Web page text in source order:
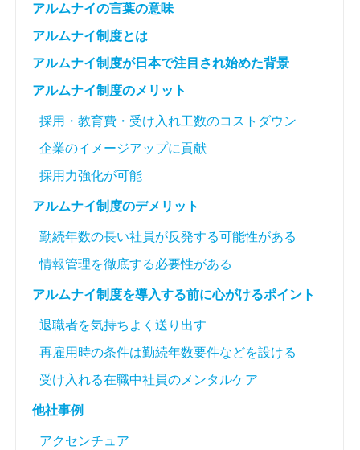
アルムナイの言葉の意味
アルムナイ制度とは
アルムナイ制度が日本で注目され始めた背景
アルムナイ制度のメリット
採用・教育費・受け入れ工数のコストダウン
企業のイメージアップに貢献
採用力強化が可能
アルムナイ制度のデメリット
勤続年数の長い社員が反発する可能性がある
情報管理を徹底する必要性がある
アルムナイ制度を導入する前に心がけるポイント
退職者を気持ちよく送り出す
再雇用時の条件は勤続年数要件などを設ける
受け入れる在職中社員のメンタルケア
他社事例
アクセンチュア